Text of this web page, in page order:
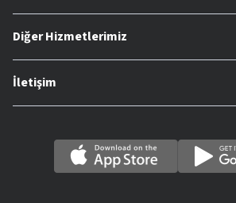
Diğer Hizmetlerimiz
İletişim